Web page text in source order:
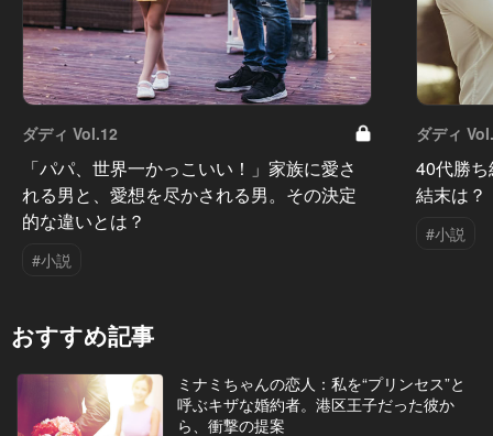
ダディ Vol.12
「パパ、世界一かっこいい！」家族に愛さ
れる男と、愛想を尽かされる男。その決定
的な違いとは？
#小説
ダディ
40代勝
結末は？
#小説
おすすめ記事
ミナミちゃんの恋人：私を“プリンセス”と
呼ぶキザな婚約者。港区王子だった彼か
ら、衝撃の提案